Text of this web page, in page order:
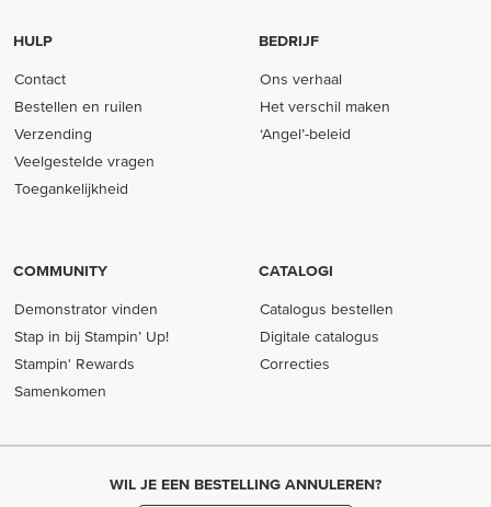
HULP
Contact
Bestellen en ruilen
Verzending
Veelgestelde vragen
Toegankelijkheid
BEDRIJF
Ons verhaal
Het verschil maken
‘Angel’-beleid
COMMUNITY
Demonstrator vinden
Stap in bij Stampin’ Up!
Stampin' Rewards
Samenkomen
CATALOGI
Catalogus bestellen
Digitale catalogus
Correcties
WIL JE EEN BESTELLING ANNULEREN?